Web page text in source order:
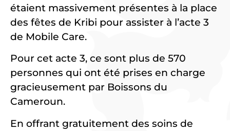
étaient massivement présentes à la place
des fêtes de Kribi pour assister à l’acte 3
de Mobile Care.
Pour cet acte 3, ce sont plus de 570
personnes qui ont été prises en charge
gracieusement par Boissons du
Cameroun.
En offrant gratuitement des soins de